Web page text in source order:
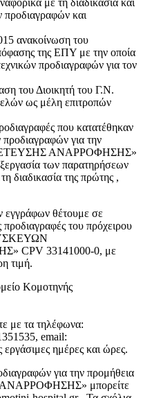
προδιαγραφών και
ανακοίνωση του
της ΕΠΥ με την οποία
προδιαγραφών για τον
του Διοικητή του Γ.Ν.
ως μέλη επιτροπών
που κατατέθηκαν
προδιαγραφών για την
ΑΝΑΡΡΟΦΗΣΗΣ»
των παρατηρήσεων
διαδικασία της πρώτης ,
εγγράφων θέτουμε σε
προδιαγραφές του πρόχειρου
33141000-0, με
τιμή.
Κομοτηνής
με τα τηλέφωνα:
email:
ημέρες και ώρες.
για την προμήθεια
μπορείτε